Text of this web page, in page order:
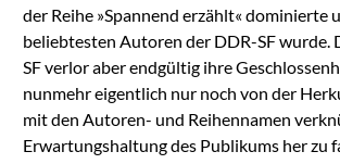
der Reihe »Spannend erzählt« dominierte
beliebtesten Autoren der DDR-SF wurde.
SF verlor aber endgültig ihre
nunmehr eigentlich nur noch von der
mit den Autoren- und Reihennamen
Erwartungshaltung des Publikums her zu